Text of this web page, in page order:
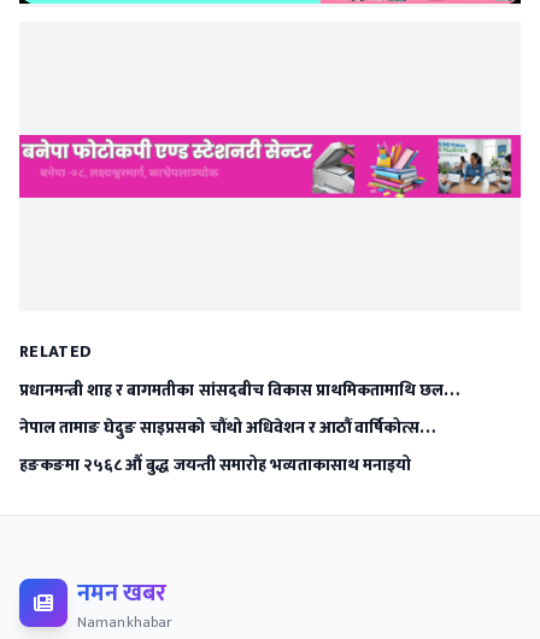
RELATED
प्रधानमन्त्री शाह र बागमतीका सांसदबीच विकास प्राथमिकतामाथि छल…
नेपाल तामाङ घेदुङ साइप्रसको चौंथो अधिवेशन र आठौं वार्षिकोत्स…
हङकङमा २५६८ औं बुद्ध जयन्ती समारोह भव्यताकासाथ मनाइयो
नमन खबर
Namankhabar